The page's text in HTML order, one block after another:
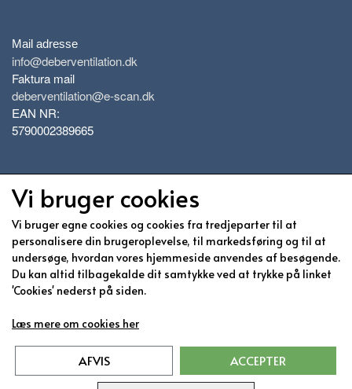
Mail adresse
info@deberventilation.dk
Faktura mail
deberventilation@e-scan.dk
EAN NR:
5790002389665
Information
Medarbejdere
Om os
Nyheder
Vi bruger cookies
Vi bruger egne cookies og cookies fra tredjeparter til at
personalisere din brugeroplevelse, til markedsføring og til at
undersøge, hvordan vores hjemmeside anvendes af besøgende.
Du kan altid tilbagekalde dit samtykke ved at trykke på linket
'Cookies' nederst på siden.
Læs mere om cookies her
AFVIS ACCEPTER